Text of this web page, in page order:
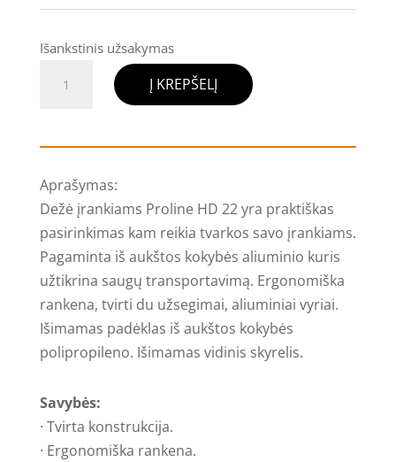
Išankstinis užsakymas
kiekis:
įrankiams
HD
22,
Aliuminis
rėmas
Į KREPŠELĮ
Aprašymas:
Dežė įrankiams Proline HD 22 yra praktiškas
pasirinkimas kam reikia tvarkos savo įrankiams.
Pagaminta iš aukštos kokybės aliuminio kuris
užtikrina saugų transportavimą. Ergonomiška
rankena, tvirti du užsegimai, aliuminiai vyriai.
Išimamas padėklas iš aukštos kokybės
polipropileno. Išimamas vidinis skyrelis.
Savybės:
· Tvirta konstrukcija.
· Ergonomiška rankena.